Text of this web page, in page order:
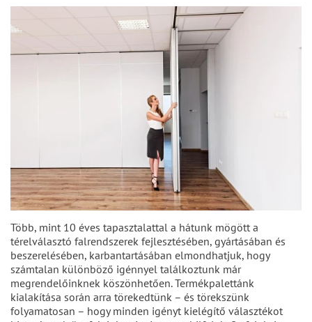
Több, mint 10 éves tapasztalattal a hátunk mögött a
térelválasztó falrendszerek fejlesztésében, gyártásában és
beszerelésében, karbantartásában elmondhatjuk, hogy
számtalan különböző igénnyel találkoztunk már
megrendelőinknek köszönhetően. Termékpalettánk
kialakítása során arra törekedtünk – és törekszünk
folyamatosan – hogy minden igényt kielégítő választékot